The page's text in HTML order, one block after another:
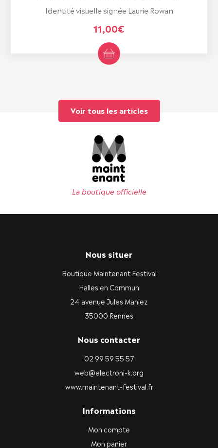
Identité visuelle signée Laurie Rowan
11,00€
Voir tous les articles
La boutique officielle
Nous situer
Boutique Maintenant Festival
Halles en Commun
24 avenue Jules Maniez
35000 Rennes
Nous contacter
02 99 59 55 57
web@electroni-k.org
www.maintenant-festival.fr
Informations
Mon compte
Mon panier